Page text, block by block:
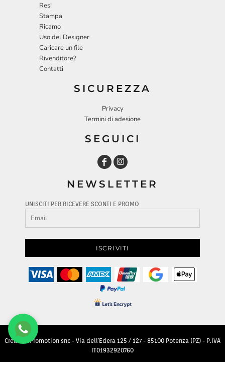
Resi
Stampa
Ricamo
Uso del Designer
Caricare un file
Rivenditore?
Contatti
SICUREZZA
Privacy
Termini di adesione
SEGUICI
NEWSLETTER
UNISCITI PER RICEVERE SCONTI E PROMO
ISCRIVITI
Creative Promotion snc - Via dell'Edera 125 / 127 - 85100 Potenza (PZ) - P.IVA
IT01932920760